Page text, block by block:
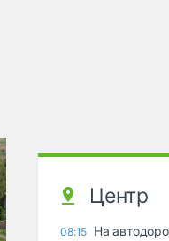
Центр
08:15 На